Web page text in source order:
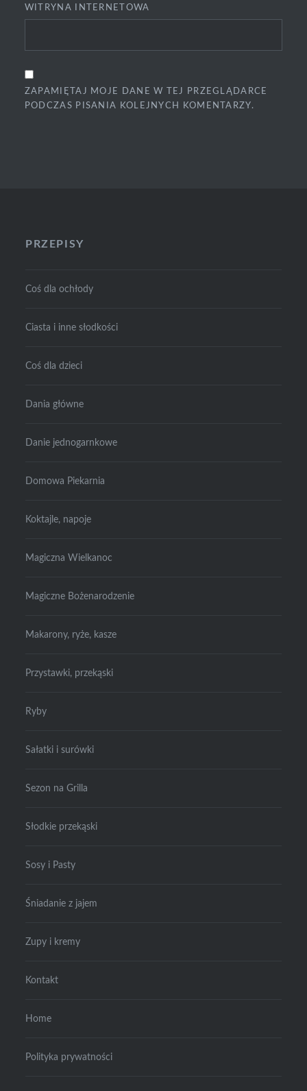
WITRYNA INTERNETOWA
ZAPAMIĘTAJ MOJE DANE W TEJ PRZEGLĄDARCE
PODCZAS PISANIA KOLEJNYCH KOMENTARZY.
PRZEPISY
Coś dla ochłody
Ciasta i inne słodkości
Coś dla dzieci
Dania główne
Danie jednogarnkowe
Domowa Piekarnia
Koktajle, napoje
Magiczna Wielkanoc
Magiczne Bożenarodzenie
Makarony, ryże, kasze
Przystawki, przekąski
Ryby
Sałatki i surówki
Sezon na Grilla
Słodkie przekąski
Sosy i Pasty
Śniadanie z jajem
Zupy i kremy
Kontakt
Home
Polityka prywatności